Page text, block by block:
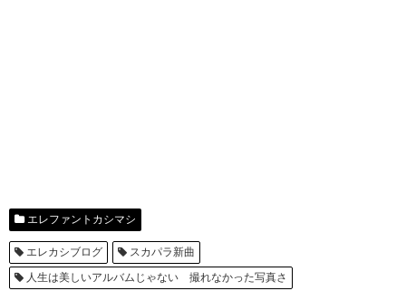
エレファントカシマシ
エレカシブログ
スカパラ新曲
人生は美しいアルバムじゃない 撮れなかった写真さ